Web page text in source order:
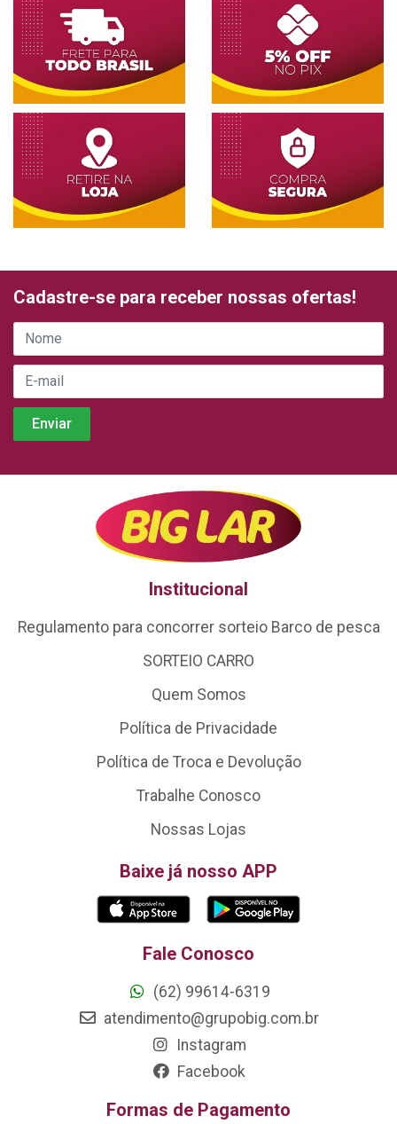
Cadastre-se para receber nossas ofertas!
Institucional
Regulamento para concorrer sorteio Barco de pesca
SORTEIO CARRO
Quem Somos
Política de Privacidade
Política de Troca e Devolução
Trabalhe Conosco
Nossas Lojas
Baixe já nosso APP
Fale Conosco
(62) 99614-6319
atendimento@grupobig.com.br
Instagram
Facebook
Formas de Pagamento